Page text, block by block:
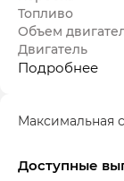
Топливо
Объем
Двигатель
Подробнее
Максимальная
Доступные